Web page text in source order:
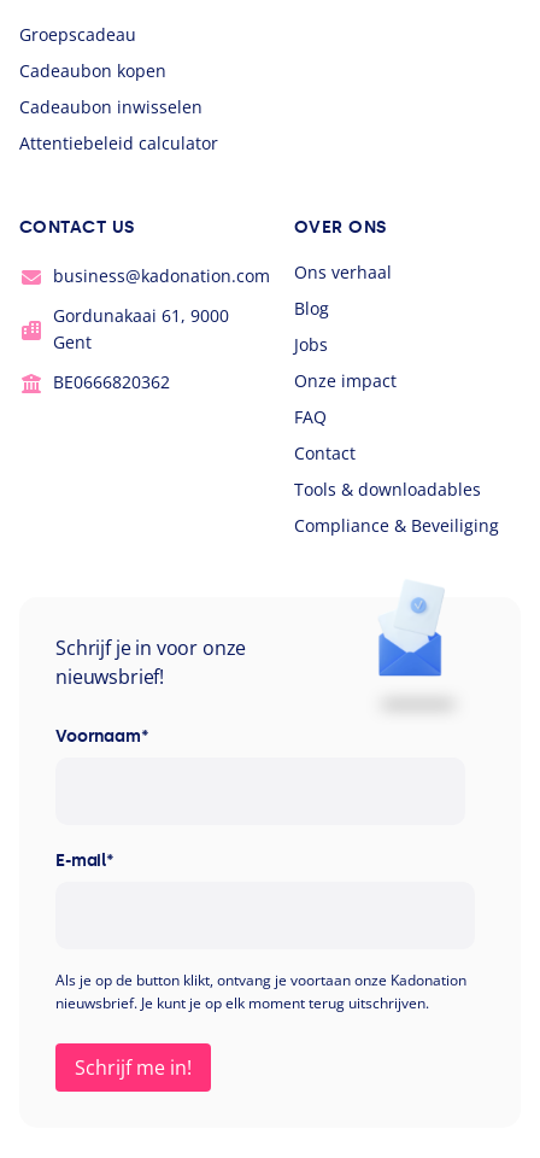
Groepscadeau
Cadeaubon kopen
Cadeaubon inwisselen
Attentiebeleid calculator
CONTACT US
business@kadonation.com
Gordunakaai 61, 9000
Gent
BE0666820362
OVER ONS
Ons verhaal
Blog
Jobs
Onze impact
FAQ
Contact
Tools & downloadables
Compliance & Beveiliging
Schrijf je in voor onze
nieuwsbrief!
Voornaam*
E-mail*
Als je op de button klikt, ontvang je voortaan onze Kadonation
nieuwsbrief. Je kunt je op elk moment terug uitschrijven.